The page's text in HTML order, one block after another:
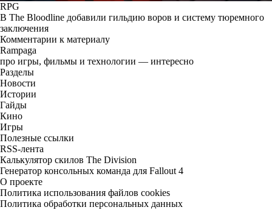
RPG
В The Bloodline добавили гильдию воров и систему тюремного
заключения
Комментарии к материалу
Rampaga
про игры, фильмы и технологии — интересно
Разделы
Новости
Истории
Гайды
Кино
Игры
Полезные ссылки
RSS-лента
Калькулятор скилов The Division
Генератор консольных команда для Fallout 4
О проекте
Политика использования файлов cookies
Политика обработки персональных данных